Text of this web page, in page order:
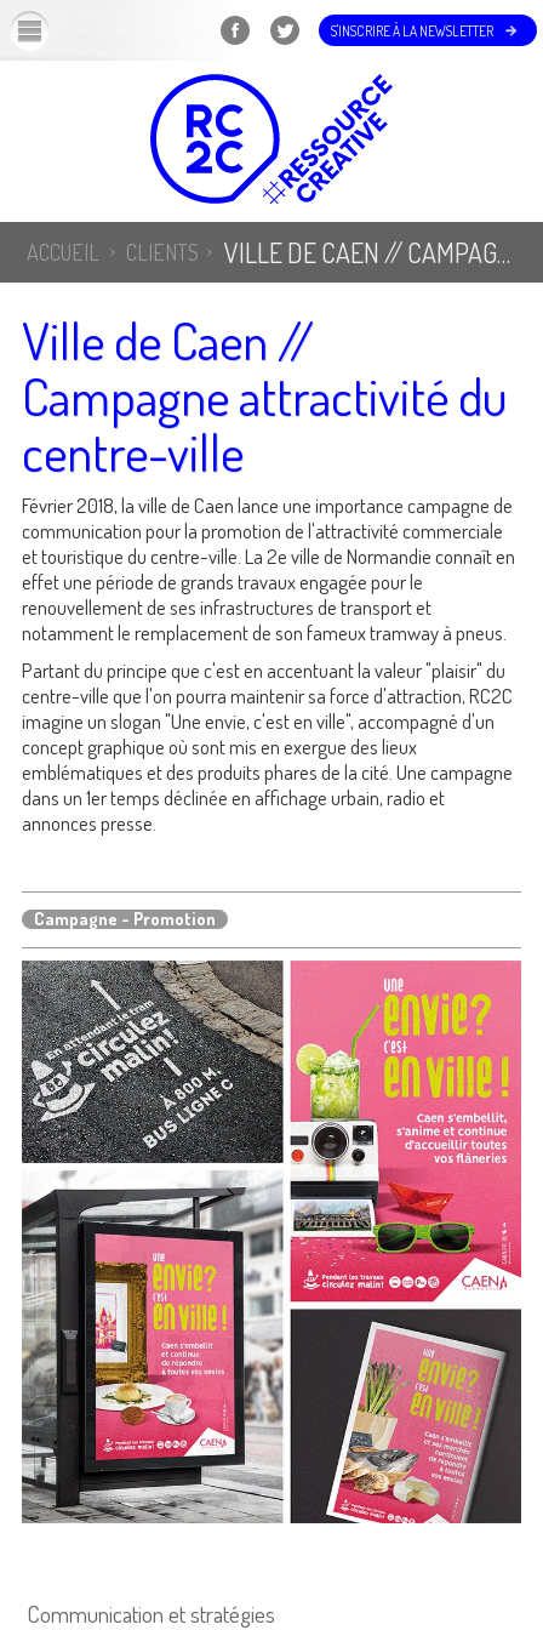
S'INSCRIRE À LA NEWSLETTER
ACCUEIL CLIENTS VILLE DE CAEN // CAMPAGNE ATTRACTIVITÉ DU CENTRE-VILLE
Ville de Caen //
Campagne attractivité du
centre-ville
Février 2018, la ville de Caen lance une importance campagne de
communication pour la promotion de l'attractivité commerciale
et touristique du centre-ville. La 2e ville de Normandie connaît en
effet une période de grands travaux engagée pour le
renouvellement de ses infrastructures de transport et
notamment le remplacement de son fameux tramway à pneus.
Partant du principe que c'est en accentuant la valeur "plaisir" du
centre-ville que l'on pourra maintenir sa force d'attraction, RC2C
imagine un slogan "Une envie, c'est en ville", accompagné d'un
concept graphique où sont mis en exergue des lieux
emblématiques et des produits phares de la cité. Une campagne
dans un 1er temps déclinée en affichage urbain, radio et
annonces presse.
Campagne - Promotion
Communication et stratégies